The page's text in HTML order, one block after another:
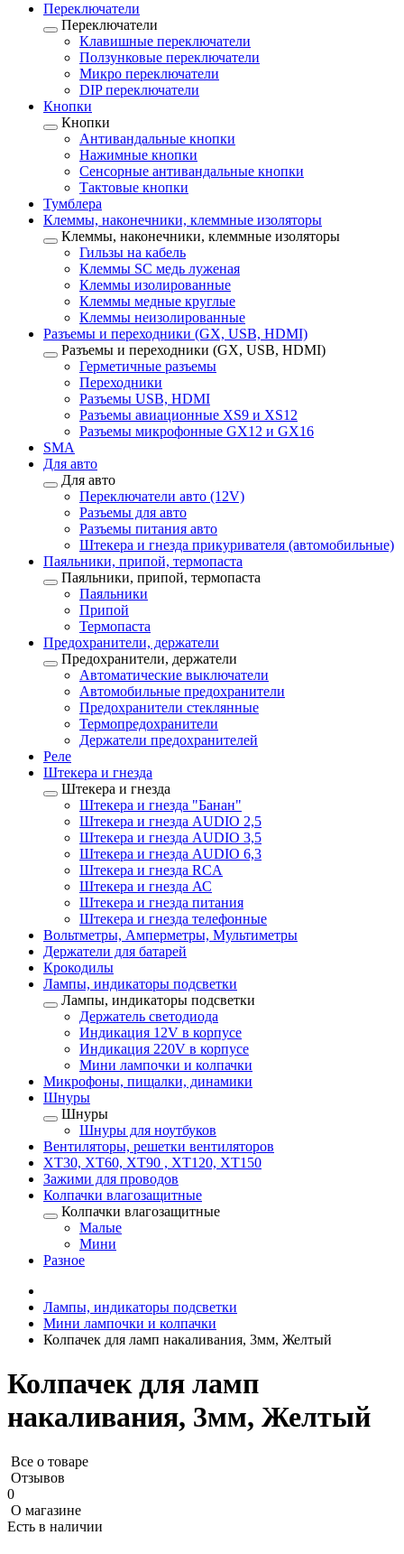
Переключатели
Переключатели
Клавишные переключатели
Ползунковые переключатели
Микро переключатели
DIP переключатели
Кнопки
Кнопки
Антивандальные кнопки
Нажимные кнопки
Сенсорные антивандальные кнопки
Тактовые кнопки
Тумблера
Клеммы, наконечники, клеммные изоляторы
Клеммы, наконечники, клеммные изоляторы
Гильзы на кабель
Клеммы SC медь луженая
Клеммы изолированные
Клеммы медные круглые
Клеммы неизолированные
Разъемы и переходники (GX, USB, HDMI)
Разъемы и переходники (GX, USB, HDMI)
Герметичные разъемы
Переходники
Разъемы USB, HDMI
Разъемы авиационные XS9 и XS12
Разъемы микрофонные GX12 и GX16
SMA
Для авто
Для авто
Переключатели авто (12V)
Разъемы для авто
Разъемы питания авто
Штекера и гнезда прикуривателя (автомобильные)
Паяльники, припой, термопаста
Паяльники, припой, термопаста
Паяльники
Припой
Термопаста
Предохранители, держатели
Предохранители, держатели
Автоматические выключатели
Автомобильные предохранители
Предохранители стеклянные
Термопредохранители
Держатели предохранителей
Реле
Штекера и гнезда
Штекера и гнезда
Штекера и гнезда "Банан"
Штекера и гнезда AUDIO 2,5
Штекера и гнезда AUDIO 3,5
Штекера и гнезда AUDIO 6,3
Штекера и гнезда RCA
Штекера и гнезда АС
Штекера и гнезда питания
Штекера и гнезда телефонные
Вольтметры, Амперметры, Мультиметры
Держатели для батарей
Крокодилы
Лампы, индикаторы подсветки
Лампы, индикаторы подсветки
Держатель светодиода
Индикация 12V в корпусе
Индикация 220V в корпусе
Мини лампочки и колпачки
Микрофоны, пищалки, динамики
Шнуры
Шнуры
Шнуры для ноутбуков
Вентиляторы, решетки вентиляторов
XT30, XT60, XT90 , XT120, XT150
Зажими для проводов
Колпачки влагозащитные
Колпачки влагозащитные
Малые
Мини
Разное
Лампы, индикаторы подсветки
Мини лампочки и колпачки
Колпачек для ламп накаливания, 3мм, Желтый
Колпачек для ламп
накаливания, 3мм, Желтый
Все о товаре
Отзывов
0
О магазине
Есть в наличии